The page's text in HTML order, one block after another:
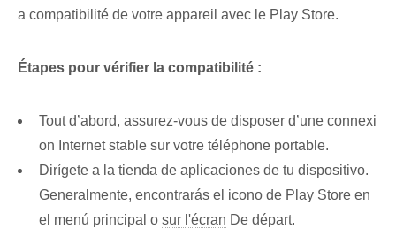
a compatibilité de votre appareil avec le Play Store.
Étapes pour vérifier la compatibilité :
Tout d’abord, assurez-vous de disposer d’une connexi
on Internet stable sur votre téléphone portable.
Dirígete a la tienda⁤ de aplicaciones de‌ tu dispositivo.​
Generalmente, encontrarás el icono de Play ⁢Store en
el menú principal o sur l'écran De départ.